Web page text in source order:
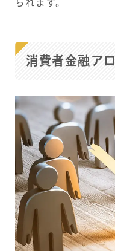
られます。
消費者金融ア